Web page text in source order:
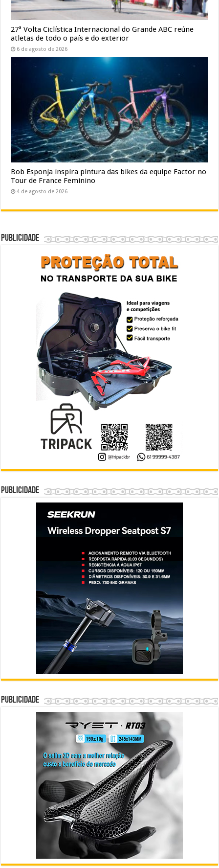
27ª Volta Ciclística Internacional do Grande ABC reúne
atletas de todo o país e do exterior
6 de agosto de 2026
Bob Esponja inspira pintura das bikes da equipe Factor no
Tour de France Feminino
4 de agosto de 2026
Publicidade
Publicidade
Publicidade